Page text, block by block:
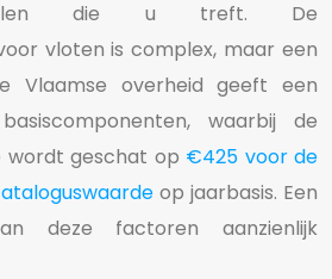
die u treft. De
vloten is complex, maar een
Vlaamse overheid geeft een
waarbij de
wordt geschat op €425 voor de
op jaarbasis. Een
deze factoren aanzienlijk